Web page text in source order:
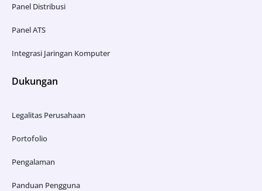
Panel Distribusi
Panel ATS
Integrasi Jaringan Komputer
Dukungan
Legalitas Perusahaan
Portofolio
Pengalaman
Panduan Pengguna